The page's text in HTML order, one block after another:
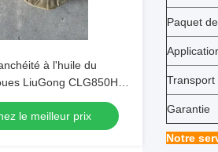
à l'huile du
LiuGong CLG850H
le meilleur prix
Paquet
Transport
Garantie
Notre